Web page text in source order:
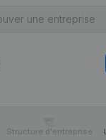
Structure d'entreprise